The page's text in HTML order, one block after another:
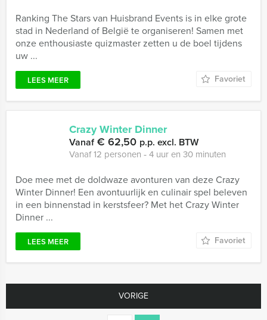
Ranking The Stars van Huisbrand Events is in elke grote
stad in Nederland of België te organiseren! Samen met
onze enthousiaste quizmaster zetten u de boel tijdens
uw ...
LEES MEER Favoriet
Crazy Winter Dinner
Vanaf€ 62,50 p.p. excl. BTW
Vanaf 12 personen ‐ 4 uur en 30 minuten
Doe mee met de doldwaze avonturen van deze Crazy
Winter Dinner! Een avontuurlijk en culinair spel beleven
in een binnenstad in kerstsfeer? Met het Crazy Winter
Dinner ...
LEES MEER Favoriet
VORIGE